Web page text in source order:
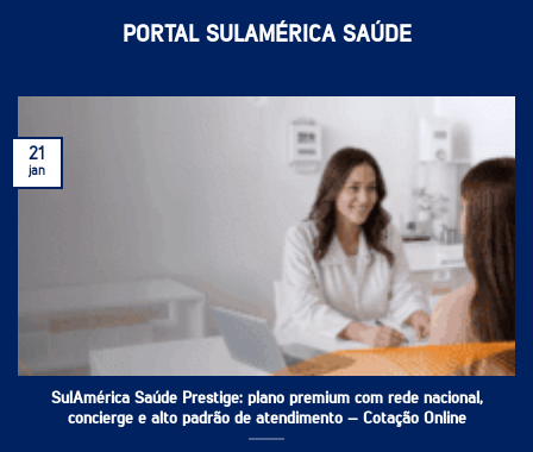
PORTAL SULAMÉRICA SAÚDE
SulAmérica Saúde Prestige: plano premium com rede nacional,
concierge e alto padrão de atendimento – Cotação Online
21
jan